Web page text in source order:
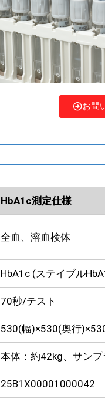
お問
HbA1c測定仕様
全血、溶血検体
HbA1c (ステイブル
70秒/テスト
530(幅)×530(奥行
本体：約42kg、サン
25B1X00001000042